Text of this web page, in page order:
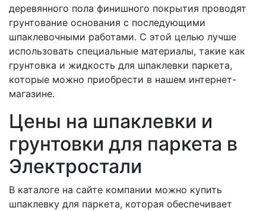
деревянного пола финишного покрытия проводят
грунтование основания с последующими
шпаклевочными работами. С этой целью лучше
использовать специальные материалы, такие как
грунтовка и жидкость для шпаклевки паркета,
которые можно приобрести в нашем интернет-
магазине.
Цены на шпаклевки и
грунтовки для паркета в
Электростали
В каталоге на сайте компании можно купить
шпаклевку для паркета, которая обеспечивает